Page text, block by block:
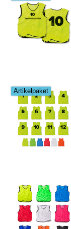
Artikelpaket